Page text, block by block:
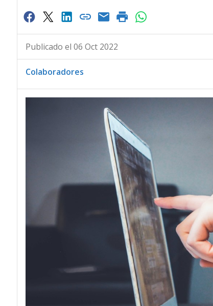
Publicado el 06 Oct 2022
Colaboradores